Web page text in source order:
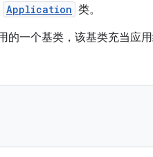
Application 类。
的一个基类，该基类充当应